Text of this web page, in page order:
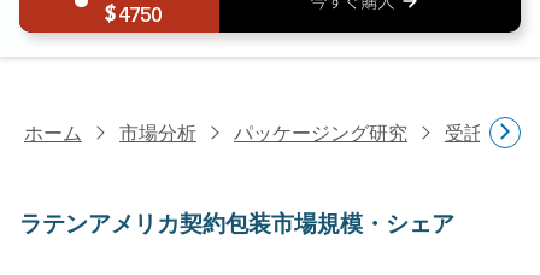
4750
ホーム 市場分析 パッケージング研究 受託包装
ラテンアメリカ契約包装市場規模・シェア